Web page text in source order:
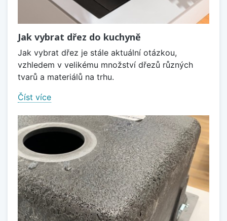
Jak vybrat dřez do kuchyně
Jak vybrat dřez je stále aktuální otázkou,
vzhledem v velikému množství dřezů různých
tvarů a materiálů na trhu.
Číst více